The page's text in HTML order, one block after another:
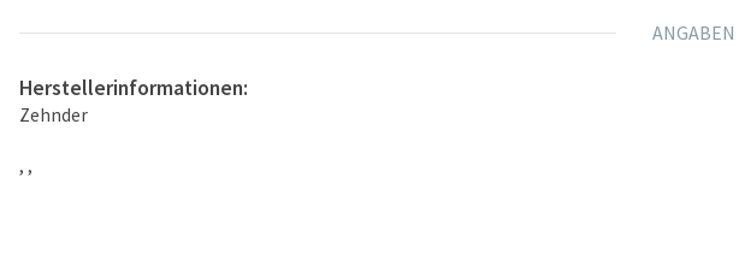
Herstellerinformationen:
Zehnder
, ,